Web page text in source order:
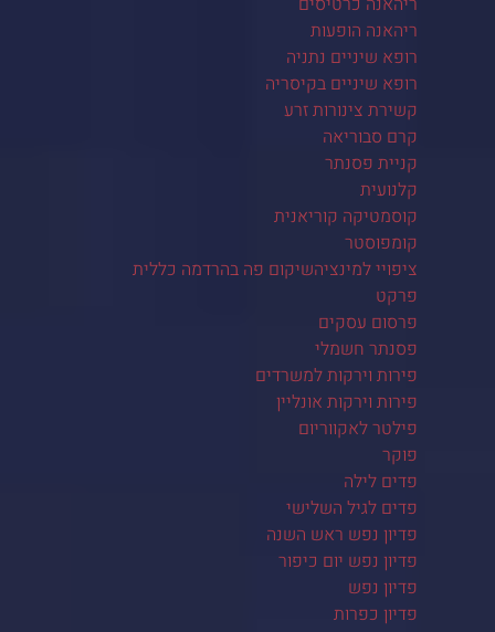
ריהאנה הופעות
רופא שיניים נתניה
רופא שיניים בקיסריה
קשירת צינורות זרע
קרם סבוריאה
קניית פסנתר
קלנועית
קוסמטיקה קוריאנית
קומפוסטר
ציפויי למינציהשיקום פה בהרדמה כללית
פרקט
פרסום עסקים
פסנתר חשמלי
פירות וירקות למשרדים
פירות וירקות אונליין
פילטר לאקווריום
פוקר
פדים לילה
פדים לגיל השלישי
פדיון נפש ראש השנה
פדיון נפש יום כיפור
פדיון נפש
פדיון כפרות